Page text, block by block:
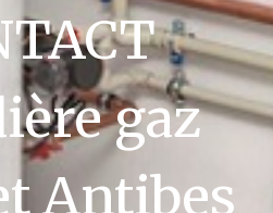
gaz
Antibes